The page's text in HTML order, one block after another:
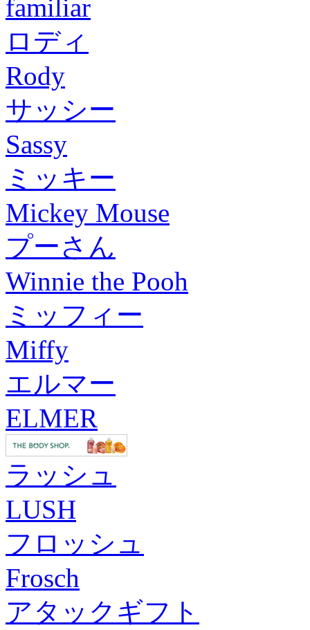
familiar
ロディ
Rody
サッシー
Sassy
ミッキー
Mickey Mouse
プーさん
Winnie the Pooh
ミッフィー
Miffy
エルマー
ELMER
ラッシュ
LUSH
フロッシュ
Frosch
アタックギフト